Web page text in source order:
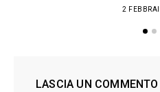
2
LASCIA UN COMMENTO